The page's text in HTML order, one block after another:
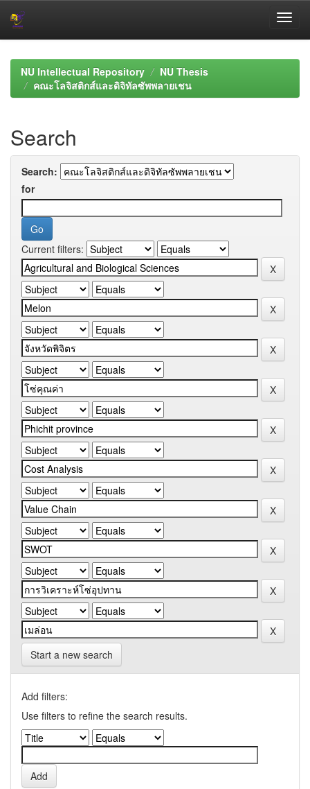
navigationNU Intellectual Repository
NU Thesis
คณะโลจิสติกส์และดิจิทัลซัพพลายเชน
Search
Search:
for
Current filters:
Start a new search
Add filters:
Use filters to refine the search results.